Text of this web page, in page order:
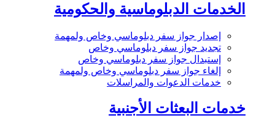
الخدمات الدبلوماسية والحكومية
إصدار جواز سفر دبلوماسي وخاص ولمهمة
تجديد جواز سفر دبلوماسي وخاص
إستبدال جواز سفر دبلوماسي وخاص
إلغاء جواز سفر دبلوماسي وخاص ولمهمة
خدمات الدعوات والمراسلات
خدمات البعثات الأجنبية